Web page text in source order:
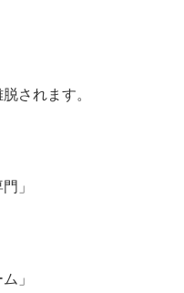
されます。
」
」